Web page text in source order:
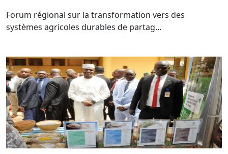
Forum régional sur la transformation vers des
systèmes agricoles durables de partag...